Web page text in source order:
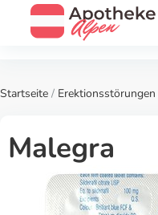
Startseite / Erektionsstörungen
Malegra